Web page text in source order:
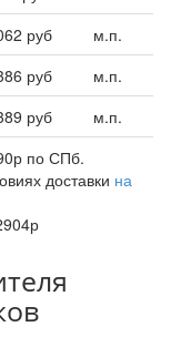
руб
м.п.
руб
м.п.
руб
м.п.
р по СПб.
доставки на
р